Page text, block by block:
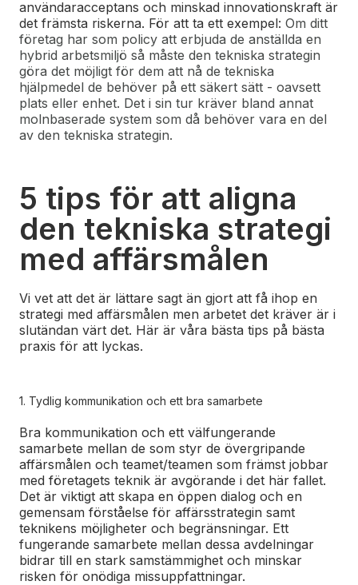
användaracceptans och minskad innovationskraft är
det främsta riskerna. För att ta ett exempel: Om ditt
företag har som policy att erbjuda de anställda en
hybrid arbetsmiljö så måste den tekniska strategin
göra det möjligt för dem att nå de tekniska
hjälpmedel de behöver på ett säkert sätt - oavsett
plats eller enhet. Det i sin tur kräver bland annat
molnbaserade system som då behöver vara en del
av den tekniska strategin.
5 tips för att aligna
den tekniska strategi
med affärsmålen
Vi vet att det är lättare sagt än gjort att få ihop en
strategi med affärsmålen men arbetet det kräver är i
slutändan värt det. Här är våra bästa tips på bästa
praxis för att lyckas.
1. Tydlig kommunikation och ett bra samarbete
Bra kommunikation och ett välfungerande
samarbete mellan de som styr de övergripande
affärsmålen och teamet/teamen som främst jobbar
med företagets teknik är avgörande i det här fallet.
Det är viktigt att skapa en öppen dialog och en
gemensam förståelse för affärsstrategin samt
teknikens möjligheter och begränsningar. Ett
fungerande samarbete mellan dessa avdelningar
bidrar till en stark samstämmighet och minskar
risken för onödiga missuppfattningar.